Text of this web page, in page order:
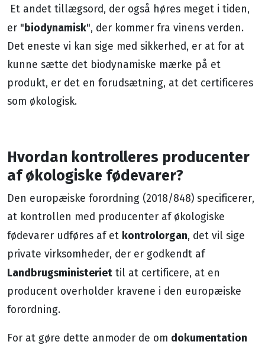
Et andet tillægsord, der også høres meget i tiden,
er "biodynamisk", der kommer fra vinens verden.
Det eneste vi kan sige med sikkerhed, er at for at
kunne sætte det biodynamiske mærke på et
produkt, er det en forudsætning, at det certificeres
som økologisk.
Hvordan kontrolleres producenter
af økologiske fødevarer?
Den europæiske forordning (2018/848) specificerer,
at kontrollen med producenter af økologiske
fødevarer udføres af et kontrolorgan, det vil sige
private virksomheder, der er godkendt af
Landbrugsministeriet til at certificere, at en
producent overholder kravene i den europæiske
forordning.
For at gøre dette anmoder de om dokumentation